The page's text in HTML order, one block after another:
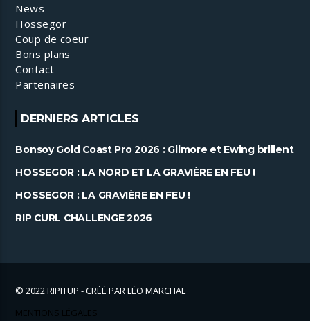
News
Hossegor
Coup de coeur
Bons plans
Contact
Partenaires
DERNIERS ARTICLES
Bonsoy Gold Coast Pro 2026 : Gilmore et Ewing brillent
à Snapper ......
HOSSEGOR : LA NORD ET LA GRAVIÈRE EN FEU !
HOSSEGOR : LA GRAVIÈRE EN FEU !
RIP CURL CHALLENGE 2026
© 2022 RIPITUP - CRÉÉ PAR LÉO MARCHAL
MENTIONS LÉGALES